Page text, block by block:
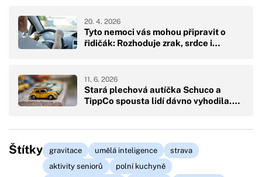
Tyto nemoci vás mohou připravit o
řidičák: Rozhoduje zrak, srdce i…
20. 4. 2026
Stará plechová autíčka Schuco a
TippCo spousta lidí dávno vyhodila.…
11. 6. 2026
Štítky gravitace umělá inteligence
strava
aktivity seniorů
polní kuchyně